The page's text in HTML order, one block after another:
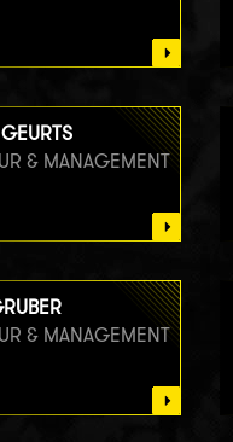
& MANAGEMENT
& MANAGEMENT